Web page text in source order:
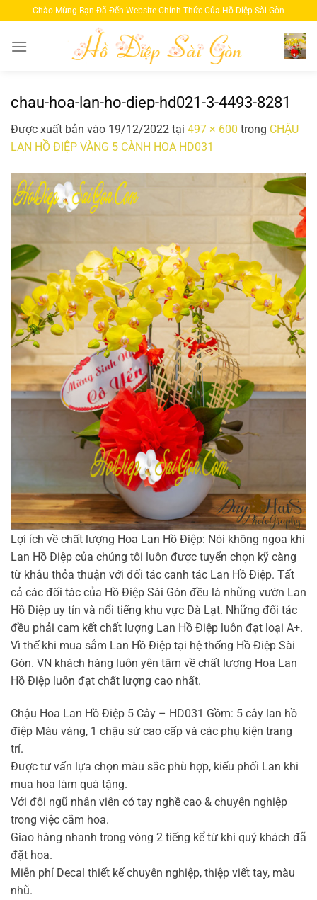
qua
nội
Chào Mừng Bạn Đã Đến Website Chính Thức Của Hồ Diệp Sài Gòn
chau-hoa-lan-ho-diep-hd021-3-4493-8281
Được xuất bản vào 19/12/2022 tại 497 × 600 trong CHẬU
LAN HỒ ĐIỆP VÀNG 5 CÀNH HOA HD031
Lợi ích về chất lượng Hoa Lan Hồ Điệp: Nói không ngoa khi
Lan Hồ Điệp của chúng tôi luôn được tuyển chọn kỹ càng
từ khâu thỏa thuận với đối tác canh tác Lan Hồ Điệp. Tất
cả các đối tác của Hồ Điệp Sài Gòn đều là những vườn Lan
Hồ Điệp uy tín và nổi tiếng khu vực Đà Lạt. Những đối tác
đều phải cam kết chất lượng Lan Hồ Điệp luôn đạt loại A+.
Vì thế khi mua sắm Lan Hồ Điệp tại hệ thống Hồ Điệp Sài
Gòn. VN khách hàng luôn yên tâm về chất lượng Hoa Lan
Hồ Điệp luôn đạt chất lượng cao nhất.
Chậu Hoa Lan Hồ Điệp 5 Cây – HD031 Gồm: 5 cây lan hồ
điệp Màu vàng, 1 chậu sứ cao cấp và các phụ kiện trang
trí.
Được tư vấn lựa chọn màu sắc phù hợp, kiểu phối Lan khi
mua hoa làm quà tặng.
Với đội ngũ nhân viên có tay nghề cao & chuyên nghiệp
trong việc cắm hoa.
Giao hàng nhanh trong vòng 2 tiếng kể từ khi quý khách đã
đặt hoa.
Miễn phí Decal thiết kế chuyên nghiệp, thiệp viết tay, màu
nhũ.